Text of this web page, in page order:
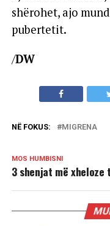
shërohet, ajo
pubertetit.
/DW
NË FOKUS: MIGRENA
MOS HUMBISNI
3 shenjat më